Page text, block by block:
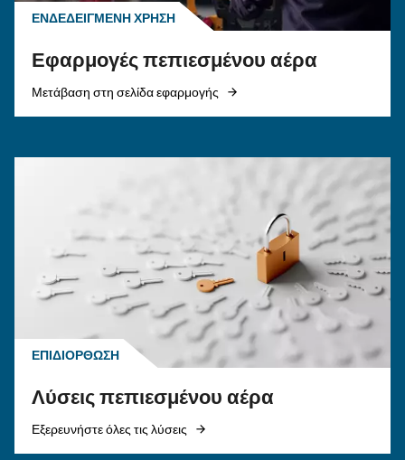
Κινητήρας έναντι
αεροσυμπιεστή: ποιον να
επιλέξετε;
Οδηγός ηλεκτρικού αεροσυμπιεστή:
πλεονεκτήματα, συγκρίνετε αεροσυμπιεστές
και φυσικού αερίου και βελτιστοποιήστε τη
αεροσυμπιεστών.